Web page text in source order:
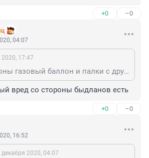
+0 –0
04:07
17:47
С одной стороны газовый баллон и палки с другой лопата и труба , обе стороны попадают под административное нарушение , если нет ст. 115 УК РФ (Умышленное причинение легкого вреда здоровью)
вред со стороны быдланов есть
+0 –0
16:52
декабря 2020, 04:07